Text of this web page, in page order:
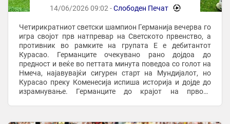
14/06/2026 09:02 -Слободен Печат -
Четирикратниот светски шампион Германија вечерва го
игра својот прв натпревар на Светското првенство, а
противник во рамките на групата Е е дебитантот
Курасао. Германците очекувано рано дојдоа до
предност и веќе во петтата минута поведоа со голот на
Нмеча, најавувајќи сигурен старт на Мундијалот, но
Курасао преку Коменесија испиша историја и дојде до
израмнување. Германците до крајот на првото